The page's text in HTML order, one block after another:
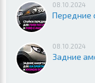
08.10.2024
Передние
08.10.2024
Задние